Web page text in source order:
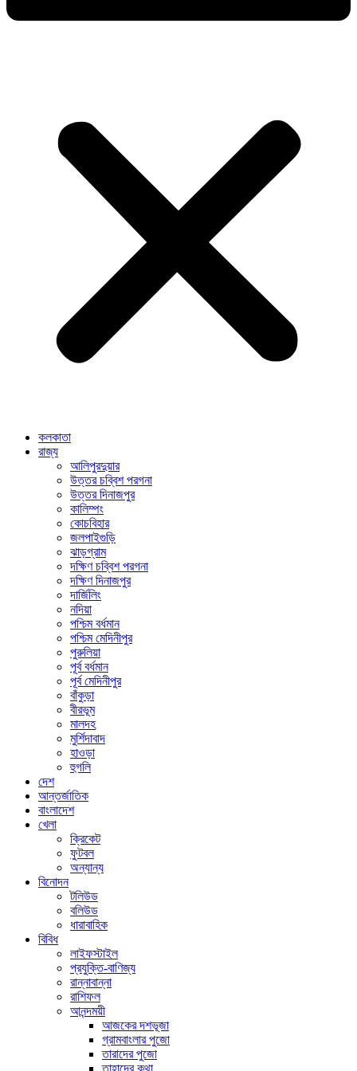
কলকাতা
রাজ্য
আলিপুরদুয়ার
উত্তর চব্বিশ পরগনা
উত্তর দিনাজপুর
কালিম্পং
কোচবিহার
জলপাইগুড়ি
ঝাড়গ্রাম
দক্ষিণ চব্বিশ পরগনা
দক্ষিণ দিনাজপুর
দার্জিলিং
নদিয়া
পশ্চিম বর্ধমান
পশ্চিম মেদিনীপুর
পুরুলিয়া
পূর্ব বর্ধমান
পূর্ব মেদিনীপুর
বাঁকুড়া
বীরভূম
মালদহ
মুর্শিদাবাদ
হাওড়া
হুগলি
দেশ
আন্তর্জাতিক
বাংলাদেশ
খেলা
ক্রিকেট
ফুটবল
অন্যান্য
বিনোদন
টলিউড
বলিউড
ধারাবাহিক
বিবিধ
লাইফস্টাইল
প্রযুক্তি-বাণিজ্য
রান্নাবান্না
রাশিফল
আনন্দময়ী
আজকের দশভূজা
গ্রামবাংলার পুজো
তারাদের পুজো
তাহাদের কথা